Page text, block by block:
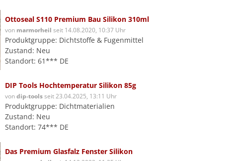
Ottoseal S110 Premium Bau Silikon 310ml
von marmorheil seit 14.08.2020, 10:37 Uhr
Produktgruppe: Dichtstoffe & Fugenmittel
Zustand: Neu
Standort: 61*** DE
DIP Tools Hochtemperatur Silikon 85g
vondip-toolsseit 23.04.2025, 13:11 Uhr
Produktgruppe: Dichtmaterialien
Zustand: Neu
Standort: 74*** DE
Das Premium Glasfalz Fenster Silikon